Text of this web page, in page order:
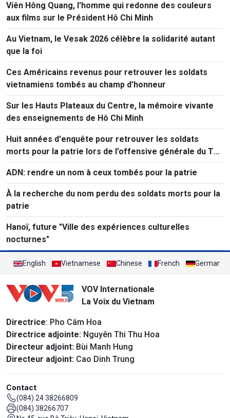
Viên Hông Quang, l'homme qui redonne des couleurs
aux films sur le Président Hô Chi Minh
Au Vietnam, le Vesak 2026 célèbre la solidarité autant
que la foi
Ces Américains revenus pour retrouver les soldats
vietnamiens tombés au champ d’honneur
Sur les Hauts Plateaux du Centre, la mémoire vivante
des enseignements de Hô Chi Minh
Huit années d'enquête pour retrouver les soldats
morts pour la patrie lors de l’offensive générale du Têt
de 1968
ADN: rendre un nom à ceux tombés pour la patrie
À la recherche du nom perdu des soldats morts pour la
patrie
Hanoï, future "Ville des expériences culturelles
nocturnes"
English Vietnamese Chinese French German
VOV Internationale
La Voix du Vietnam
Directrice: Pho Câm Hoa
Directrice adjointe: Nguyên Thi Thu Hoa
Directeur adjoint: Bùi Manh Hung
Directeur adjoint: Cao Dinh Trung
Contact
(084) 24 38266809
(084) 38266707